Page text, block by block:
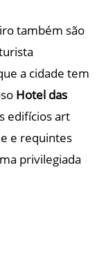
também são
a cidade tem
Hotel das
edifícios art
e requintes
privilegiada